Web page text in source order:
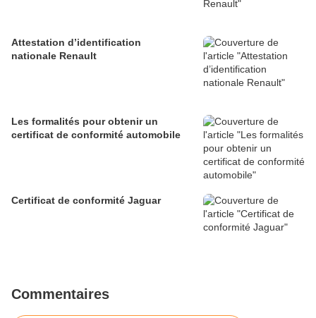
Attestation d’identification
nationale Renault
Les formalités pour obtenir un
certificat de conformité automobile
Certificat de conformité Jaguar
Commentaires